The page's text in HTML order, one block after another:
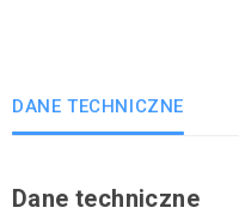
DANE TECHNICZNE
Dane techniczne